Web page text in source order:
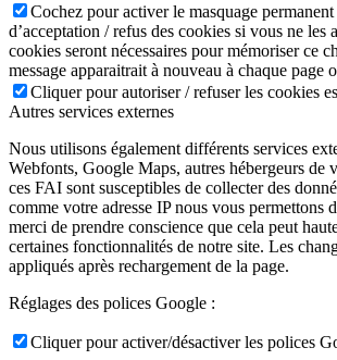
Cochez pour activer le masquage
d’acceptation / refus des cookies si vous ne les
cookies seront nécessaires pour mémoriser ce
message apparaitrait à nouveau à chaque page
Cliquer pour autoriser / refuser les cookies
Autres services externes
Nous utilisons également différents services
Webfonts, Google Maps, autres hébergeurs de
ces FAI sont susceptibles de collecter des
comme votre adresse IP nous vous permettons
merci de prendre conscience que cela peut
certaines fonctionnalités de notre site. Les
appliqués après rechargement de la page.
Réglages des polices Google :
Cliquer pour activer/désactiver les polices